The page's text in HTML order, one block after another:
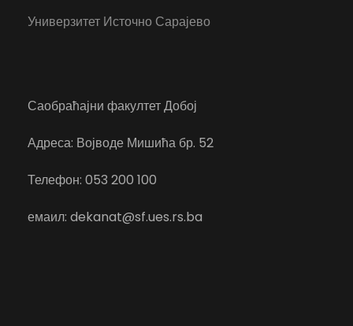
Универзитет Источно Сарајево
Саобраћајни факултет Добој
Адреса: Војводе Мишића бр. 52
Телефон: 053 200 100
емаил: dekanat@sf.ues.rs.ba